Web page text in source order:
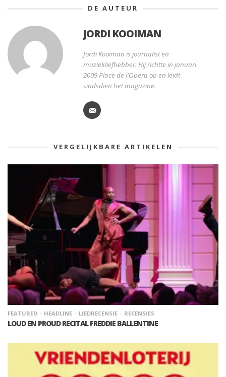
DE AUTEUR
JORDI KOOIMAN
Jordi Kooiman is journalist en
muziekliefhebber. Hij richtte in januari
2009 Place de l'Opera op en leidt
sindsdien het magazine.
VERGELIJKBARE ARTIKELEN
FEATURED HEADLINE LIEDRECENSIE RECENSIES
LOUD EN PROUD RECITAL FREDDIE BALLENTINE